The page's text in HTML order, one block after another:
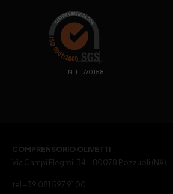
. N. IT17/0158
COMPRENSORIO OLIVETTI
Via Campi Flegrei, 34 – 80078 Pozzuoli (NA)
tel +39 081 597 91 00